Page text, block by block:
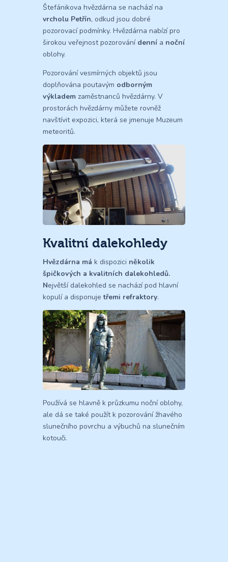
Štefánikova hvězdárna se nachází na
vrcholu Petřín, odkud jsou dobré
pozorovací podmínky. Hvězdárna nabízí pro
širokou veřejnost pozorování denní a noční
oblohy.
Pozorování vesmírných objektů jsou
doplňována poutavým odborným
výkladem zaměstnanců hvězdárny. V
prostorách hvězdárny můžete rovněž
navštívit expozici, která se jmenuje Muzeum
meteoritů.
Kvalitní dalekohledy
Hvězdárna má k dispozici několik
špičkových a kvalitních dalekohledů.
Největší dalekohled se nachází pod hlavní
kopulí a disponujetřemi refraktory.
Používá se hlavně k průzkumu noční oblohy,
ale dá se také použít k pozorování žhavého
slunečního povrchu a výbuchů na slunečním
kotouči.